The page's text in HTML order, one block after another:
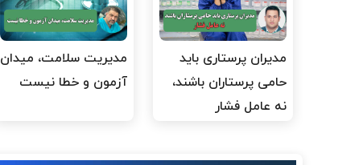
مدیران پرستاری باید
حامی پرستاران باشند،
نه عامل فشار
مدیریت سلامت، میدان
آزمون و خطا نیست